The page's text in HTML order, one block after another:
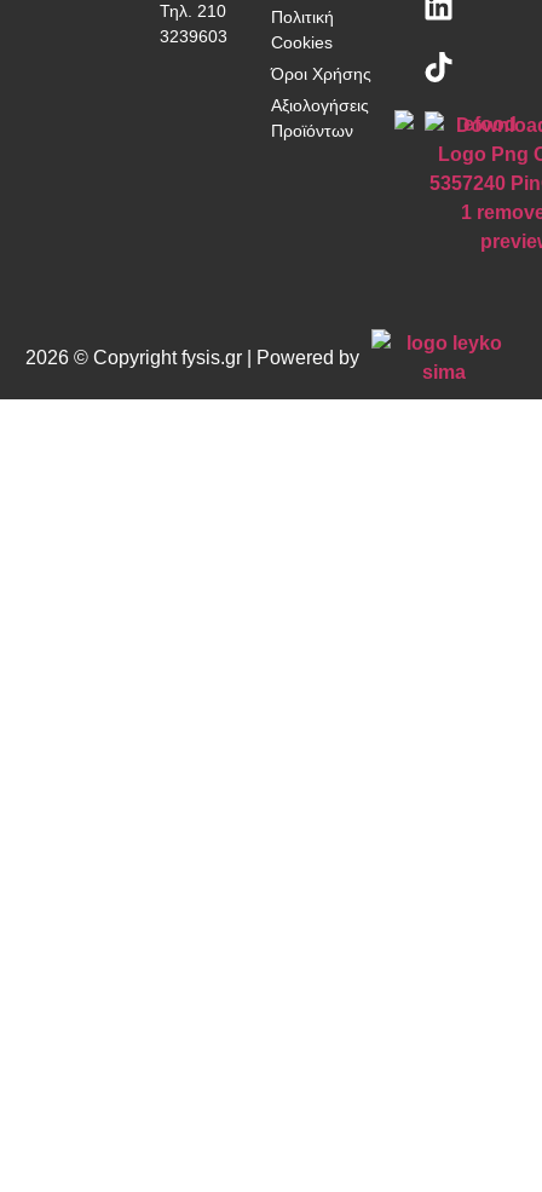
Τηλ. 210
3239603
Πολιτική
Cookies
Όροι Χρήσης
Αξιολογήσεις
Προϊόντων
2026 © Copyright fysis.gr | Powered by